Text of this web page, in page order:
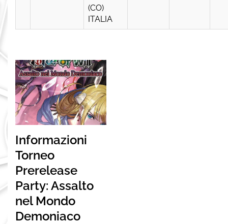
(CO)
ITALIA
Informazioni
Torneo
Prerelease
Party: Assalto
nel Mondo
Demoniaco